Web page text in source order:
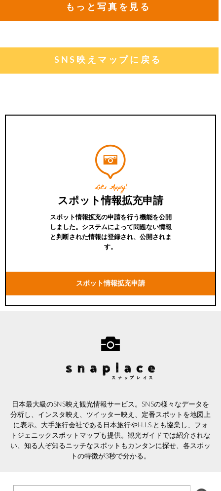
もっと写真を見る
SNS映えマップに戻る
Let's Apply!
スポット情報拡充申請
スポット情報拡充の申請を行う機能を公開
しました。システムによって問題ない情報
と判断された情報は登録され、公開されま
す。
スポット情報拡充申請
日本最大級のSNS映え観光情報サービス。SNSの様々なデータを
分析し、インスタ映え、ツイッター映え、定番スポットを地図上
に表示。大手旅行会社である日本旅行やH.I.S.とも協業し、フォ
トジェニックスポットマップも提供。観光ガイドでは紹介されな
い、知る人ぞ知るニッチなスポットもカンタンに探せ、各スポッ
トの特徴が3秒で分かる。